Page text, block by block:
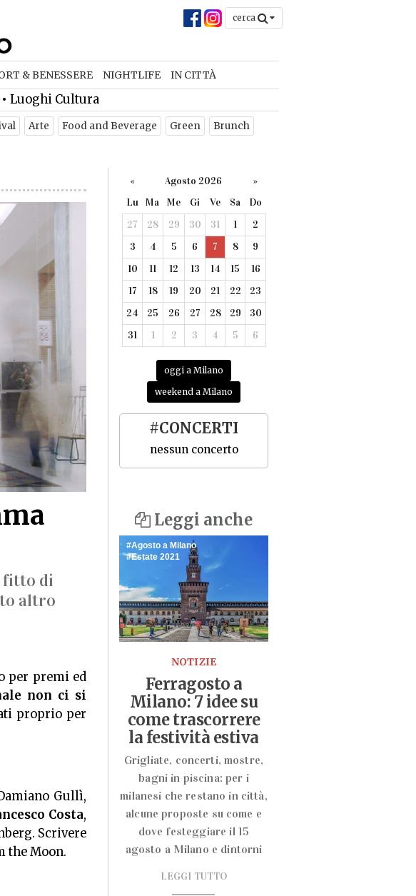
cerca
& BENESSERE NIGHTLIFE IN CITTÀ
• Luoghi Cultura
Arte Food and Beverage Green Brunch
fitto di
altro
per premi ed
non ci si
proprio per
Gullì,
Costa,
Scrivere
the Moon.
« Agosto 2026
»
Lu
Ma Me Gi Ve Sa
Do
27
28 29 30 31 1
2
3
4 5 6 7 8
9
10
11 12 13 14 15
16
17
18 19 20 21 22
23
24
25 26 27 28 29
30
31
1 2 3 4 5 6
oggi a Milano
weekend a Milano
#CONCERTI
nessun concerto
Leggi anche
Agosto a Milano
Estate 2021
NOTIZIE
Ferragosto a
Milano: 7 idee su
come trascorrere
la festività estiva
Grigliate, concerti, mostre,
bagni in piscina: per i
milanesi che restano in città,
alcune proposte su come e
dove festeggiare il 15
agosto a Milano e dintorni
LEGGI TUTTO